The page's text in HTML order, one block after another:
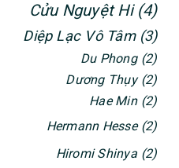
Cửu Nguyệt Hi (4)
Diệp Lạc Vô Tâm (3)
Du Phong (2)
Dương Thụy (2)
Hae Min (2)
Hermann Hesse (2)
Hiromi Shinya (2)